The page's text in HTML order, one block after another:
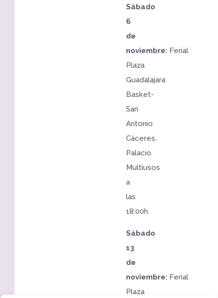
Sábado
6
de
noviembre: Ferial
Plaza
Guadalajara
Basket-
San
Antonio
Cáceres.
Palacio
Multiusos
a
las
18:00h.
Sábado
13
de
noviembre: Ferial
Plaza